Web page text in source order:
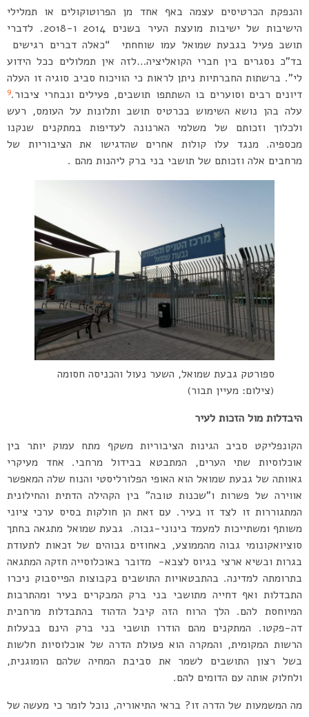
והנפקת הכרטיסים עצמה באף אחד מן הפרוטוקולים או תמלילי
הישיבות של ישיבות מועצת העיר בשנים 2014 ו-2018. לדברי
תושב פעיל בגבעת שמואל עמו שוחחתי “כאלה דברים רגישים
בד”כ נסגרים בין חברי הקואליציה…לזה אין תמלולים ככל הידוע
לי”. ברשתות החברתיות ניתן לראות כי הוויכוח סביב סוגיה זו העלה
דיונים רבים וסוערים בו השתתפו תושבים, פעילים ונבחרי ציבור.9
עלה בהן נושא השימוש בכרטיס תושב ותלונות על העומס, רעש
ולכלוך וזכותם של משלמי הארנונה לעדיפות במתקנים שנקנו
מכספיה. מנגד עלו קולות אחרים שהדגישו את הציבוריות של
מרחבים אלה וזכותם של תושבי בני ברק ליהנות מהם .
ספורטק גבעת שמואל, השער נעול והכניסה חסומה
(צילום: מעיין תבור)
היבדלות מול הזכות לעיר
הקונפליקט סביב הגינות הציבוריות משקף מתח עמוק יותר בין
אוכלוסיות שתי הערים, המתבטא בבידול מרחבי. אחד מעיקרי
גאוותה של גבעת שמואל הוא האופי הפלורליסטי והנוח שלה המאפשר
אווירה של פשרות ו”שכנות טובה” בין הקהילה הדתית והחילונית
המתגוררות זו לצד זו בעיר. עם זאת הן חולקות בסיס ערכי ציוני
משותף ומשתייכות למעמד בינוני-גבוה. גבעת שמואל מתגאה בחתך
סוציואקונומי גבוה מהממוצע, באחוזים גבוהים של זכאות לתעודת
בגרות ובשיא ארצי בגיוס לצבא- מדובר באוכלוסייה חזקה המתגאה
בתרומתה למדינה. בהתבטאויות התושבים בקבוצות הפייסבוק ניכרו
התבדלות ואף דחייה מתושבי בני ברק המבקרים בעיר ומהתרבות
המיוחסת להם. הלך הרוח הזה קיבל הדהוד בהתבדלות מרחבית
דה-פקטו. המתקנים מהם הודרו תושבי בני ברק הינם בבעלות
הרשות המקומית, והמקרה הוא פעולת הדרה של אוכלוסיות חלשות
בשל רצון התושבים לשמר את סביבת המחיה שלהם הומוגנית,
ולחלוק אותה עם הדומים להם.
מה המשמעות של הדרה זו? בראי התיאוריה, נוכל לומר כי מעשה של